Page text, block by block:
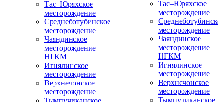
Тас–Юряхское
месторождение
Среднеботубинское
месторождение
Чаяндинское
месторождение
НГКМ
Игнялинское
месторождение
Верхнечонское
месторождение
Тымпучиканское
Тас–Юряхское
месторождение
месторождение
Чаяндинское
месторождение
НГКМ
Игнялинское
месторождение
Верхнечонское
месторождение
Тымпучиканское